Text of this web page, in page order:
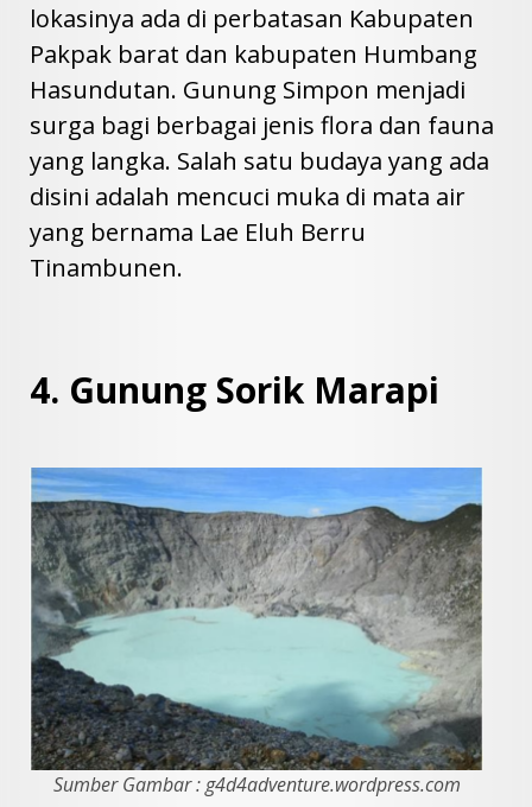
lokasinya ada di perbatasan Kabupaten
Pakpak barat dan kabupaten Humbang
Hasundutan. Gunung Simpon menjadi
surga bagi berbagai jenis flora dan fauna
yang langka. Salah satu budaya yang ada
disini adalah mencuci muka di mata air
yang bernama Lae Eluh Berru
Tinambunen.
4. Gunung Sorik Marapi
Sumber Gambar : g4d4adventure.wordpress.com